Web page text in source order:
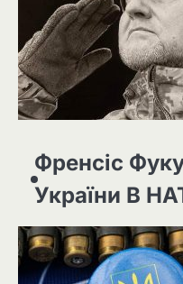
Френсіс
України В